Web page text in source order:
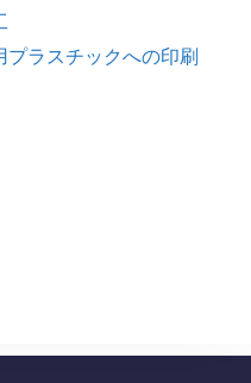
ラスチックへの印刷